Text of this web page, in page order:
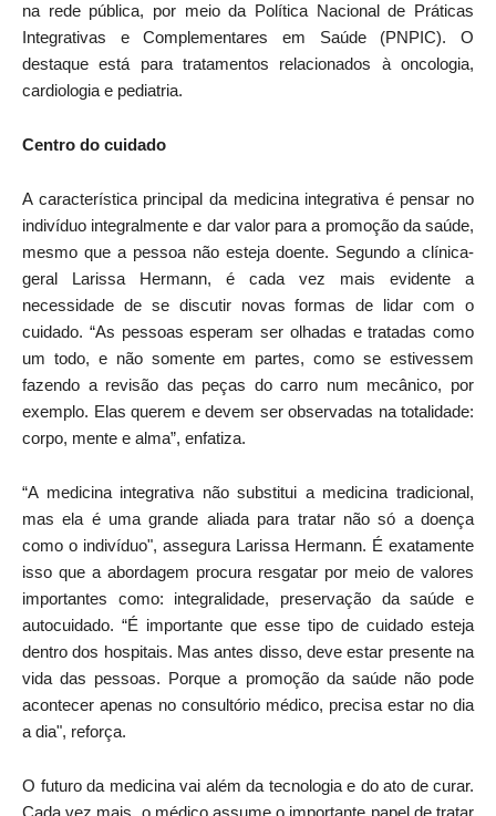
na rede pública, por meio da Política Nacional de Práticas
Integrativas e Complementares em Saúde (PNPIC). O
destaque está para tratamentos relacionados à oncologia,
cardiologia e pediatria.
Centro do cuidado
A característica principal da medicina integrativa é pensar no
indivíduo integralmente e dar valor para a promoção da saúde,
mesmo que a pessoa não esteja doente. Segundo a clínica-
geral Larissa Hermann, é cada vez mais evidente a
necessidade de se discutir novas formas de lidar com o
cuidado. “As pessoas esperam ser olhadas e tratadas como
um todo, e não somente em partes, como se estivessem
fazendo a revisão das peças do carro num mecânico, por
exemplo. Elas querem e devem ser observadas na totalidade:
corpo, mente e alma”, enfatiza.
“A medicina integrativa não substitui a medicina tradicional,
mas ela é uma grande aliada para tratar não só a doença
como o indivíduo", assegura Larissa Hermann. É exatamente
isso que a abordagem procura resgatar por meio de valores
importantes como: integralidade, preservação da saúde e
autocuidado. “É importante que esse tipo de cuidado esteja
dentro dos hospitais. Mas antes disso, deve estar presente na
vida das pessoas. Porque a promoção da saúde não pode
acontecer apenas no consultório médico, precisa estar no dia
a dia", reforça.
O futuro da medicina vai além da tecnologia e do ato de curar.